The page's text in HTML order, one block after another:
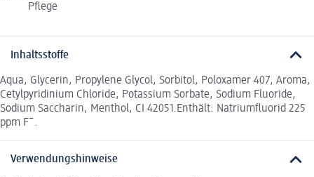
Pflege
Inhaltsstoffe
Aqua, Glycerin, Propylene Glycol, Sorbitol, Poloxamer 407, Aroma,
Cetylpyridinium Chloride, Potassium Sorbate, Sodium Fluoride,
Sodium Saccharin, Menthol, CI 42051.Enthält: Natriumfluorid 225
ppm F¯.
Verwendungshinweise